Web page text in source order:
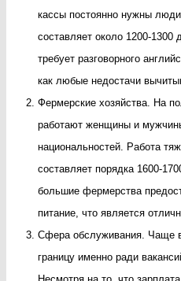
кассы постоянно нужны
составляет около 1200-
требует разговорного
как любые недостачи
Фермерские хозяйства. На
работают женщины и
национальностей. Работа
составляет порядка 1600-
большие фермерства
питание, что является
Сфера обслуживания. Чаще
границу именно ради
Несмотря на то, что